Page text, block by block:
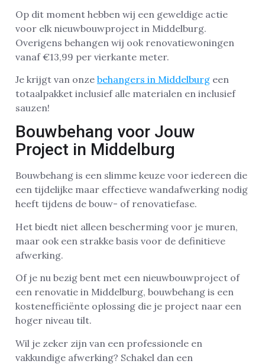
Op dit moment hebben wij een geweldige actie
voor elk nieuwbouwproject in Middelburg.
Overigens behangen wij ook renovatiewoningen
vanaf €13,99 per vierkante meter.
Je krijgt van onze behangers in Middelburg een
totaalpakket inclusief alle materialen en inclusief
sauzen!
Bouwbehang voor Jouw
Project in Middelburg
Bouwbehang is een slimme keuze voor iedereen die
een tijdelijke maar effectieve wandafwerking nodig
heeft tijdens de bouw- of renovatiefase.
Het biedt niet alleen bescherming voor je muren,
maar ook een strakke basis voor de definitieve
afwerking.
Of je nu bezig bent met een nieuwbouwproject of
een renovatie in Middelburg, bouwbehang is een
kostenefficiënte oplossing die je project naar een
hoger niveau tilt.
Wil je zeker zijn van een professionele en
vakkundige afwerking? Schakel dan een